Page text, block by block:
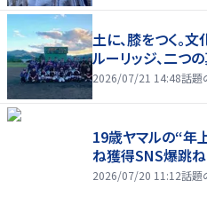
土に、膝をつく。
ルーリッジ、二つの
2026/07/21 14:48話題
19歳ヤマルの“年
ね獲得SNS爆跳
2026/07/20 11:12話題